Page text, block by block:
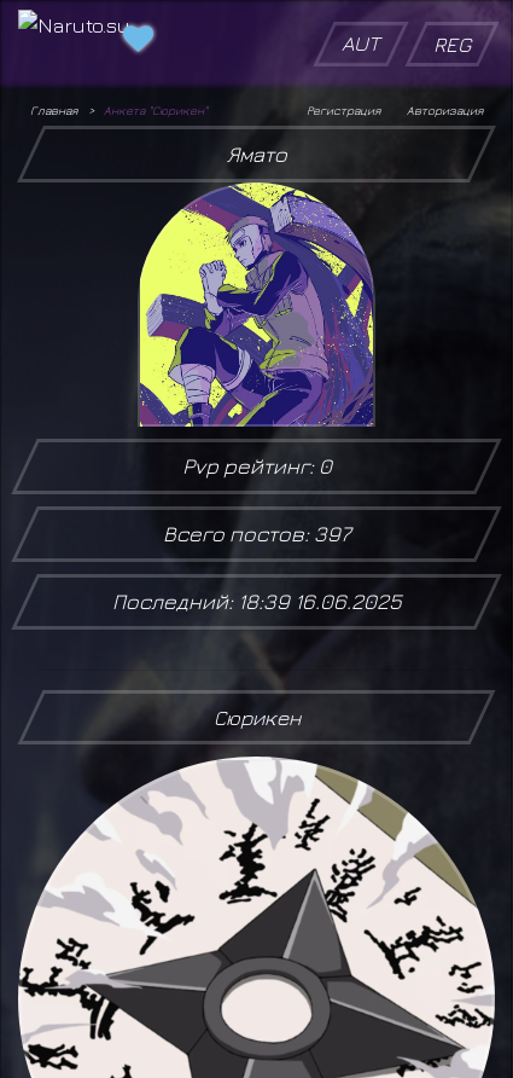
AUT REG
Главная Анкета "Сюрикен" Авторизация
Регистрация
Ямато
Pvp рейтинг: 0
Всего постов: 397
Последний: 18:39 16.06.2025
Сюрикен